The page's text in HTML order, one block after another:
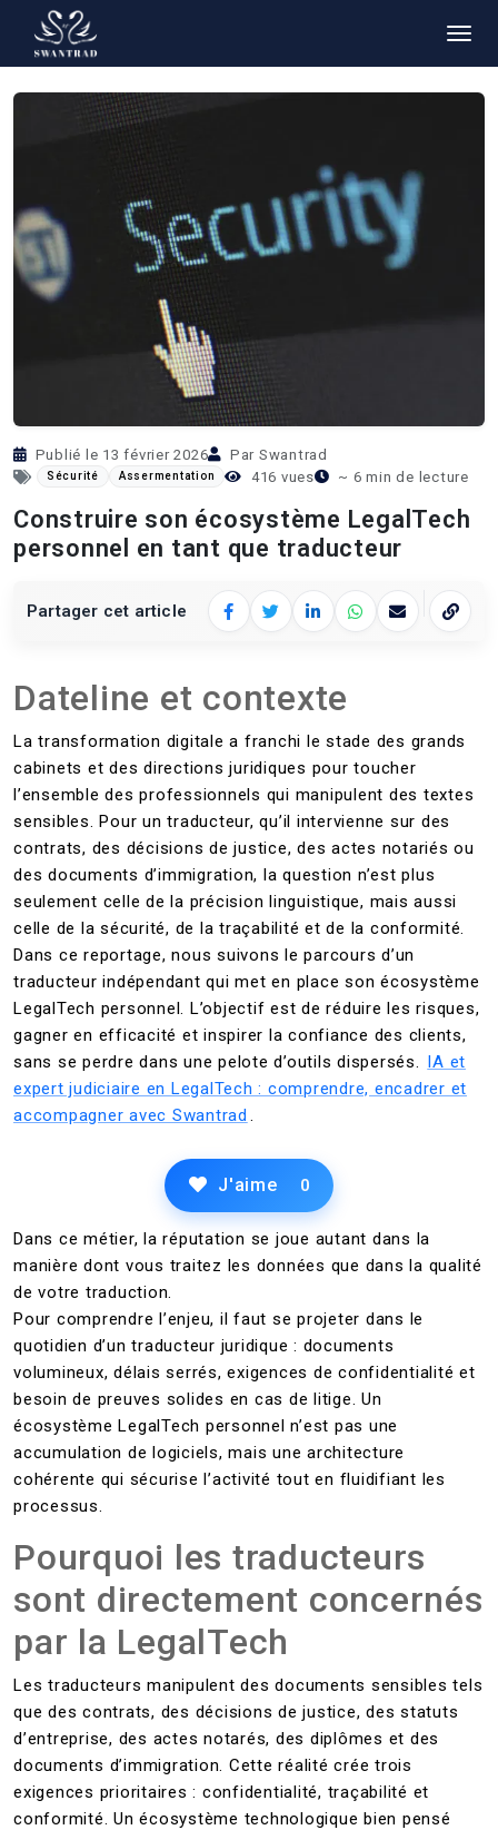
Retour aux articles
Publié le 13 février 2026 Par Swantrad
Sécurité Assermentation 416 vues ~ 6 min de lecture
Construire son écosystème LegalTech
personnel en tant que traducteur
Partager cet article
Facebook
TwitterLinkedInWhatsApp
E‑mail
Dateline et contexte
La transformation digitale a franchi le stade des grands
cabinets et des directions juridiques pour toucher
l’ensemble des professionnels qui manipulent des textes
sensibles. Pour un traducteur, qu’il intervienne sur des
contrats, des décisions de justice, des actes notariés ou
des documents d’immigration, la question n’est plus
seulement celle de la précision linguistique, mais aussi
celle de la sécurité, de la traçabilité et de la conformité.
Dans ce reportage, nous suivons le parcours d’un
traducteur indépendant qui met en place son écosystème
LegalTech personnel. L’objectif est de réduire les risques,
gagner en efficacité et inspirer la confiance des clients,
sans se perdre dans une pelote d’outils dispersés. IA et
expert judiciaire en LegalTech : comprendre, encadrer et
accompagner avec Swantrad .
J'aime 0
Dans ce métier, la réputation se joue autant dans la
manière dont vous traitez les données que dans la qualité
de votre traduction.
Pour comprendre l’enjeu, il faut se projeter dans le
quotidien d’un traducteur juridique : documents
volumineux, délais serrés, exigences de confidentialité et
besoin de preuves solides en cas de litige. Un
écosystème LegalTech personnel n’est pas une
accumulation de logiciels, mais une architecture
cohérente qui sécurise l’activité tout en fluidifiant les
processus.
Pourquoi les traducteurs
sont directement concernés
par la LegalTech
Les traducteurs manipulent des documents sensibles tels
que des contrats, des décisions de justice, des statuts
d’entreprise, des actes notarés, des diplômes et des
documents d’immigration. Cette réalité crée trois
exigences prioritaires : confidentialité, traçabilité et
conformité. Un écosystème technologique bien pensé